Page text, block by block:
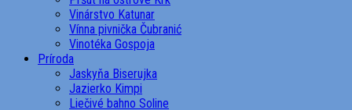
Vinárstvo Katunar
Vínna pivnička Čubranić
Vinotéka Gospoja
Príroda
Jaskyňa Biserujka
Jazierko Kimpi
Liečivé bahno Soline